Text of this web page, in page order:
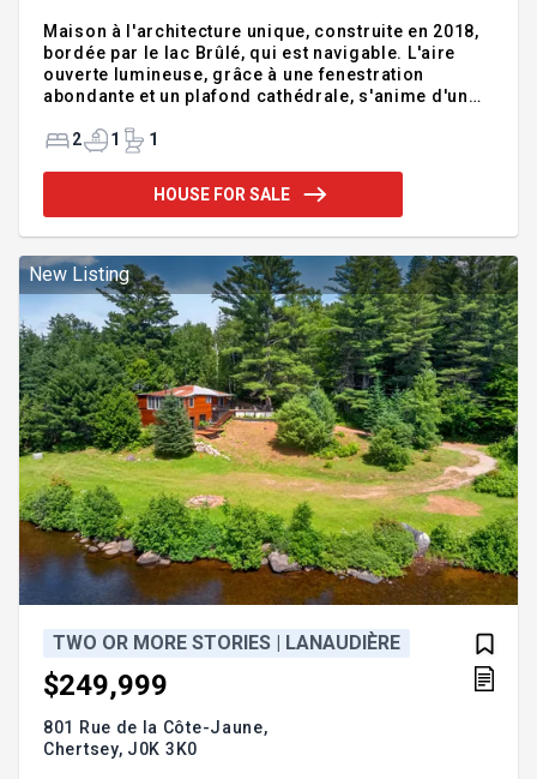
Maison à l'architecture unique, construite en 2018,
bordée par le lac Brûlé, qui est navigable. L'aire
ouverte lumineuse, grâce à une fenestration
abondante et un plafond cathédrale, s'anime d'un
de bain attenante et balcon privé. Le sous-sol
et porte patio. À l'extérieur, grande terrasse, spa,
quai et terrain intime orné d'arbres matures. Une
INCLUSIONS Luminaires, pôle de rideaux,
réfrigérateur, cuisinière, sp
2 1 1
HOUSE FOR SALE
New Listing
TWO OR MORE STORIES | LANAUDIÈRE
$249,999
801 Rue de la Côte-Jaune,
Chertsey, J0K 3K0